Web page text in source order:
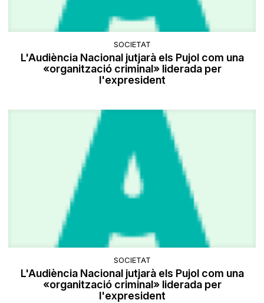
SOCIETAT
L'Audiència Nacional jutjarà els Pujol com una
«organització criminal» liderada per
l'expresident
SOCIETAT
L'Audiència Nacional jutjarà els Pujol com una
«organització criminal» liderada per
l'expresident